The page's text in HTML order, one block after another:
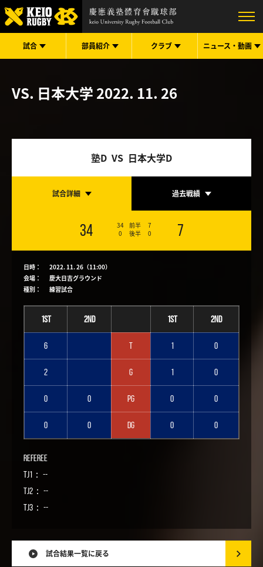
試合 部員紹介 クラブ ニュース・ 動画
VS. 日本大学2022. 11. 26
塾D VS 日本大学D
試合詳細 過去戦績
34 34 前半
7
0
後半 0 7
日時：
2022. 11. 26（11:00）
会場：
慶大日吉グラウンド
種別：
練習試合
1st 2nd 1st 2nd
6 T 1 0
2 G 1 0
0 0 PG 0 0
0 0 DG 0 0
Referee
TJ1： --
TJ2： --
TJ3： --
試合結果一覧に戻る